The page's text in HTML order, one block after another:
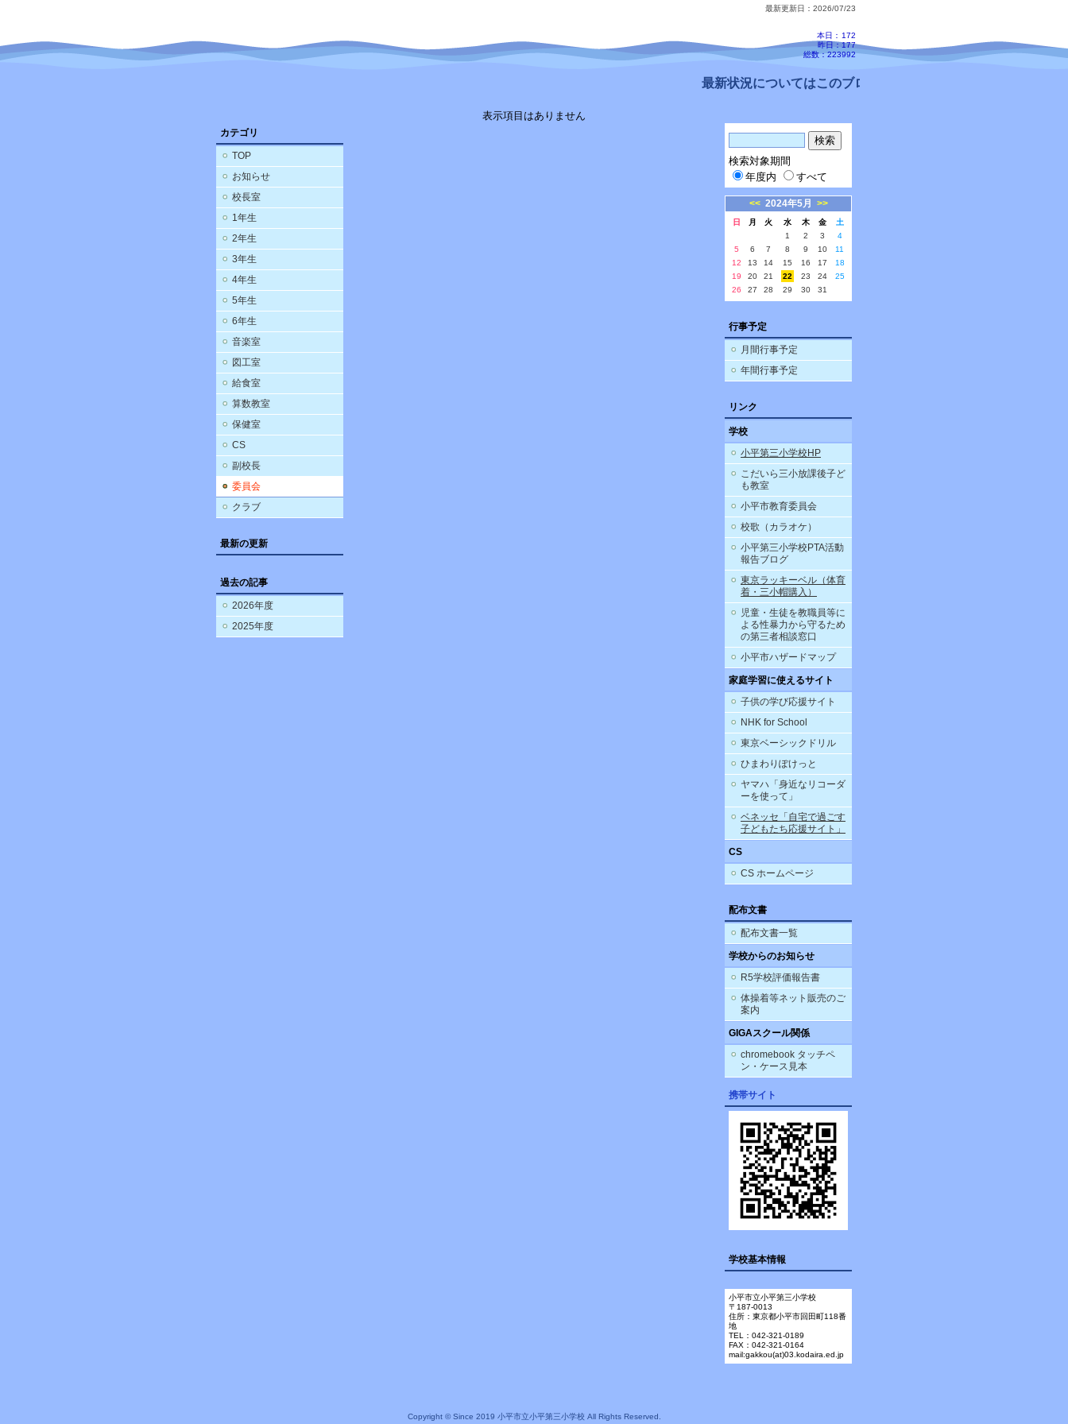
最新更新日：2026/07/23
本日： 172
昨日：177
総数：223992
最新状況についてはこのブログ、配信メールをご確認ください。
カテゴリ
TOP
お知らせ
校長室
1年生
2年生
3年生
4年生
5年生
6年生
音楽室
図工室
給食室
算数教室
保健室
CS
副校長
委員会
クラブ
最新の更新
過去の記事
2026年度
2025年度
表示項目はありません
検索対象期間
年度内
すべて
<< 2024年5月 >>
日 月 火 水 木 金
土
1
2 3
4
5
6 7 8 9 10
11
12
13 14 15 16 17
18
19
20 21 22 23 24
25
26
27 28 29 30 31
行事予定
月間行事予定
年間行事予定
リンク
学校
小平第三小学校HP
こだいら三小放課後子ど
も教室
小平市教育委員会
校歌（カラオケ）
小平第三小学校PTA活動
報告ブログ
東京ラッキーベル（体育
着・三小帽購入）
児童・生徒を教職員等に
よる性暴力から守るため
の第三者相談窓口
小平市ハザードマップ
家庭学習に使えるサイト
子供の学び応援サイト
NHK for School
東京ベーシックドリル
ひまわりぽけっと
ヤマハ「身近なリコーダ
ーを使って」
ベネッセ「自宅で過ごす
子どもたち応援サイト」
CS
CS ホームページ
配布文書
配布文書一覧
学校からのお知らせ
R5学校評価報告書
体操着等ネット販売のご
案内
GIGAスクール関係
chromebook タッチペ
ン・ケース見本
携帯サイト
学校基本情報
小平市立小平第三小学校
〒187-0013
住所：東京都小平市回田町118番
地
TEL：042-321-0189
FAX：042-321-0164
mail:gakkou(at)03.kodaira.ed.jp
Copyright © Since 2019 小平市立小平第三小学校 All Rights Reserved.